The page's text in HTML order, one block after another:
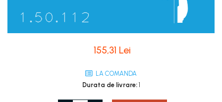
Piedestaluri coloane
155,31 Lei
LA COMANDA
Durata de livrare:1